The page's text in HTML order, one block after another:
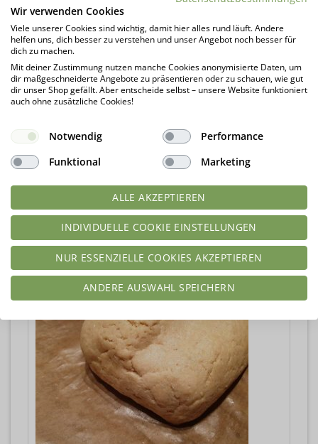
Wir verwenden Cookies
Viele unserer Cookies sind wichtig, damit hier alles rund läuft. Andere
helfen uns, dich besser zu verstehen und unser Angebot noch besser für
dich zu machen.
Mit deiner Zustimmung nutzen manche Cookies anonymisierte Daten, um
dir maßgeschneiderte Angebote zu präsentieren oder zu schauen, wie gut
dir unser Shop gefällt. Aber entscheide selbst – unsere Website funktioniert
auch ohne zusätzliche Cookies!
Notwendig
Performance
Funktional
Marketing
ALLE AKZEPTIEREN
INDIVIDUELLE COOKIE EINSTELLUNGEN
NUR ESSENZIELLE COOKIES AKZEPTIEREN
ANDERE AUSWAHL SPEICHERN